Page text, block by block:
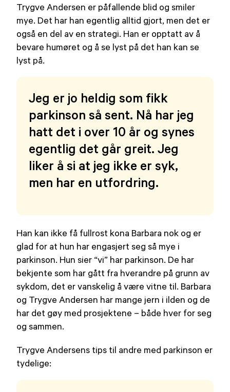
Trygve Andersen er påfallende blid og smiler
mye. Det har han egentlig alltid gjort, men det er
også en del av en strategi. Han er opptatt av å
bevare humøret og å se lyst på det han kan se
lyst på.
Jeg er jo heldig som fikk
parkinson så sent. Nå har jeg
hatt det i over 10 år og synes
egentlig det går greit. Jeg
liker å si at jeg ikke er syk,
men har en utfordring.
Han kan ikke få fullrost kona Barbara nok og er
glad for at hun har engasjert seg så mye i
parkinson. Hun sier “vi” har parkinson. De har
bekjente som har gått fra hverandre på grunn av
sykdom, det er vanskelig å være vitne til. Barbara
og Trygve Andersen har mange jern i ilden og de
har det gøy med prosjektene – både hver for seg
og sammen.
Trygve Andersens tips til andre med parkinson er
tydelige: